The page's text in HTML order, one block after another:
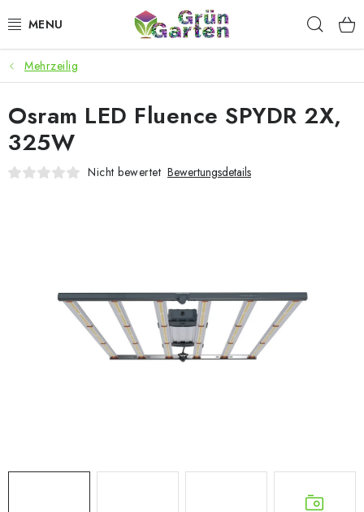
Inhalt
ANGEBOTE
LED PFLANZENLAMPEN
ANBAUBEDARF FÜR DEN HEIMANBAU
Geschäftsbewertung Kaufberatung AGB
Blog
Datenschutzerklärung Impressum
Mehrzeilig
Osram LED Fluence SPYDR 2X,
325W
Nicht bewertet Bewertungsdetails